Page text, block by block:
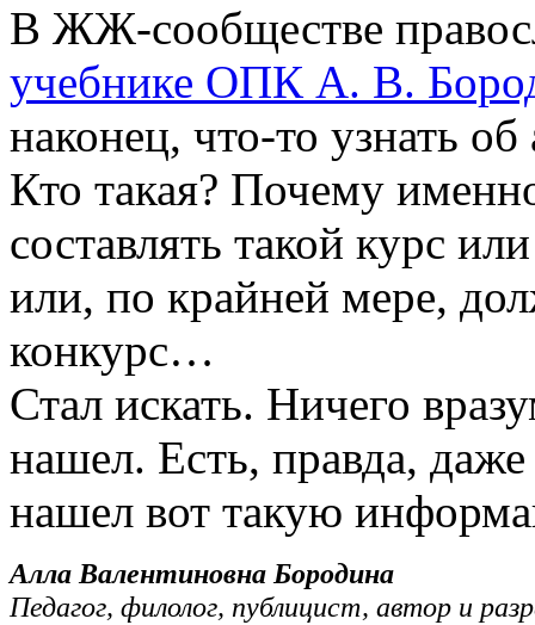
В ЖЖ-сообществе
учебнике ОПК А. В.
наконец, что-то узнать
Кто такая? Почему
составлять такой курс
или, по крайней мере,
конкурс…
Стал искать. Ничего
нашел. Есть, правда,
нашел вот такую
Алла Валентиновна Бородина
Педагог, филолог, публицист, автор и